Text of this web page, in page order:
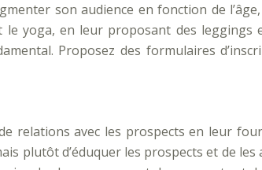
son audience en fonction de
yoga, en leur proposant des
Proposez des formulaires
relations avec les prospects en leur
plutôt d’éduquer les prospects et de